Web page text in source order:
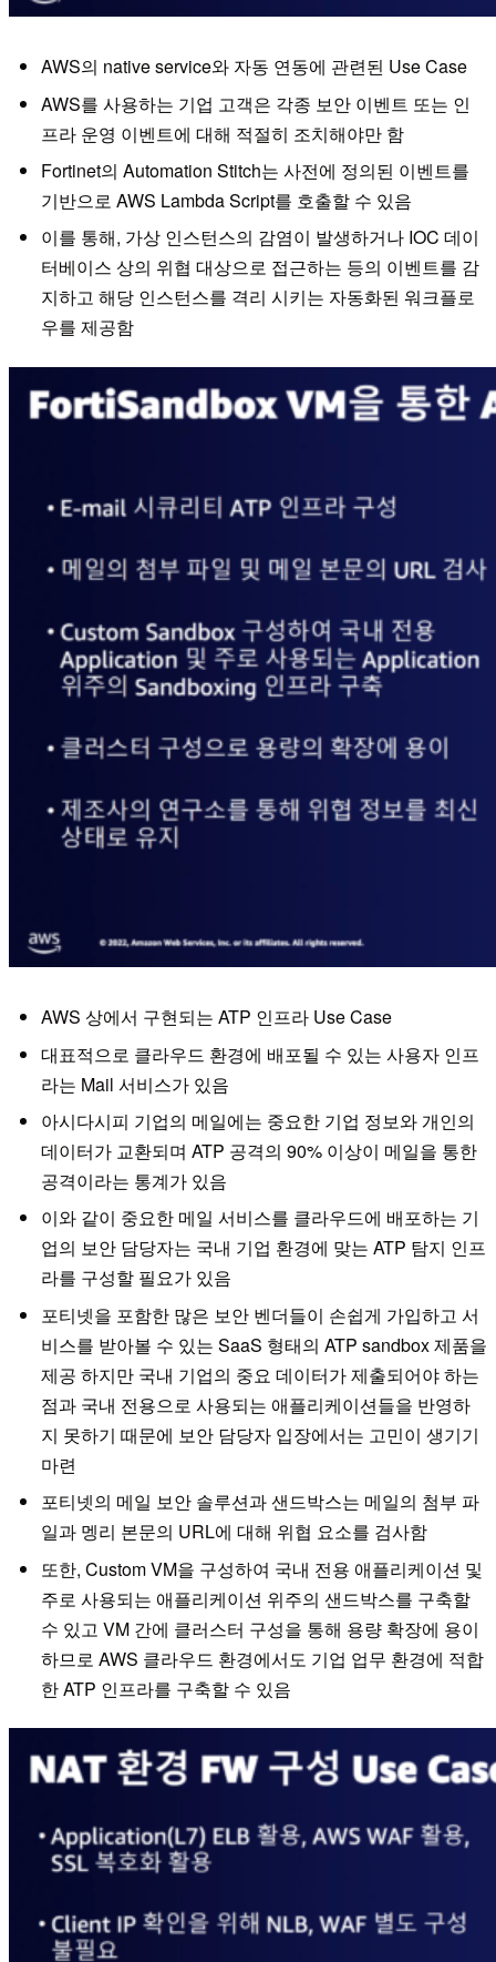
AWS의 native service와 자동 연동에 관련된 Use Case
AWS를 사용하는 기업 고객은 각종 보안 이벤트 또는 인
프라 운영 이벤트에 대해 적절히 조치해야만 함
Fortinet의 Automation Stitch는 사전에 정의된 이벤트를
기반으로 AWS Lambda Script를 호출할 수 있음
이를 통해, 가상 인스턴스의 감염이 발생하거나 IOC 데이
터베이스 상의 위협 대상으로 접근하는 등의 이벤트를 감
지하고 해당 인스턴스를 격리 시키는 자동화된 워크플로
우를 제공함
AWS 상에서 구현되는 ATP 인프라 Use Case
대표적으로 클라우드 환경에 배포될 수 있는 사용자 인프
라는 Mail 서비스가 있음
아시다시피 기업의 메일에는 중요한 기업 정보와 개인의
데이터가 교환되며 ATP 공격의 90% 이상이 메일을 통한
공격이라는 통계가 있음
이와 같이 중요한 메일 서비스를 클라우드에 배포하는 기
업의 보안 담당자는 국내 기업 환경에 맞는 ATP 탐지 인프
라를 구성할 필요가 있음
포티넷을 포함한 많은 보안 벤더들이 손쉽게 가입하고 서
비스를 받아볼 수 있는 SaaS 형태의 ATP sandbox 제품을
제공 하지만 국내 기업의 중요 데이터가 제출되어야 하는
점과 국내 전용으로 사용되는 애플리케이션들을 반영하
지 못하기 때문에 보안 담당자 입장에서는 고민이 생기기
마련
포티넷의 메일 보안 솔루션과 샌드박스는 메일의 첨부 파
일과 멩리 본문의 URL에 대해 위협 요소를 검사함
또한, Custom VM을 구성하여 국내 전용 애플리케이션 및
주로 사용되는 애플리케이션 위주의 샌드박스를 구축할
수 있고 VM 간에 클러스터 구성을 통해 용량 확장에 용이
하므로 AWS 클라우드 환경에서도 기업 업무 환경에 적합
한 ATP 인프라를 구축할 수 있음